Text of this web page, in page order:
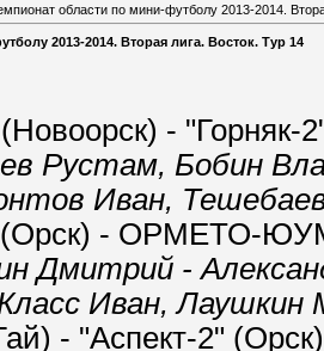
области по мини-футболу 2013-2014.
2013-2014. Вторая лига. Восток. Тур 14
- "Горняк-
Рустам, Бобин
Иван,
(Орск) - ОРМЕТО-
Дмитрий -
Иван, Лаушкин
- "Аспект-2"